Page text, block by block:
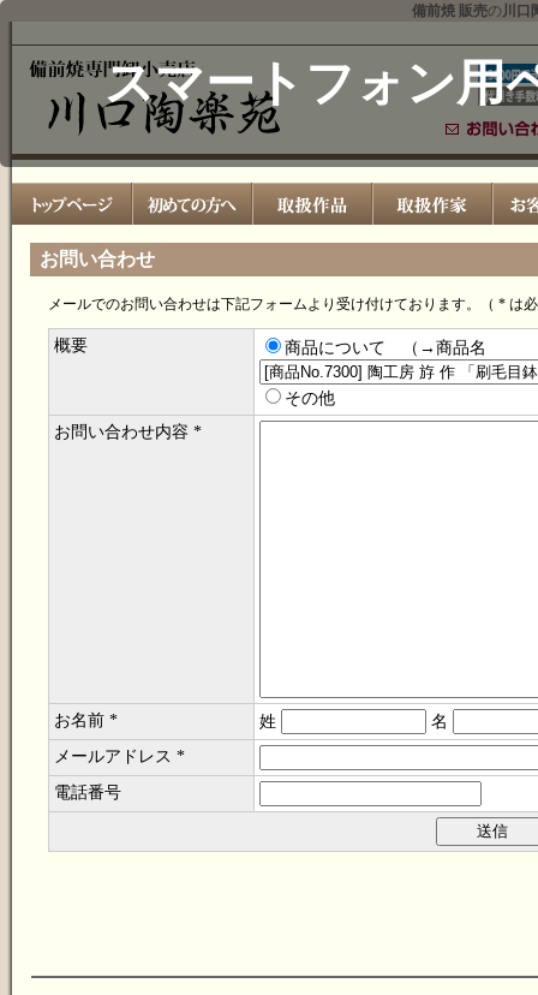
備前焼 販売の川口
スマートフォン用
お問い合わせ
メールでのお問い合わせは下記フォームより受け付けております。（ * は
概要 商品について （→商品名
その他
お問い合わせ内容 *
お名前 * 姓
名
メールアドレス *
電話番号